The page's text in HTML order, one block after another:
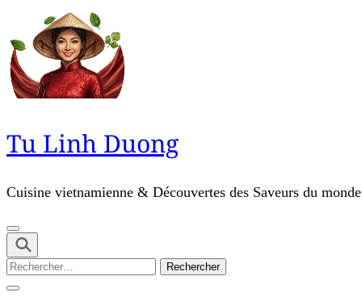
content
(Press
Enter)
Tu Linh Duong
Cuisine vietnamienne & Découvertes des Saveurs du monde
Rechercher :